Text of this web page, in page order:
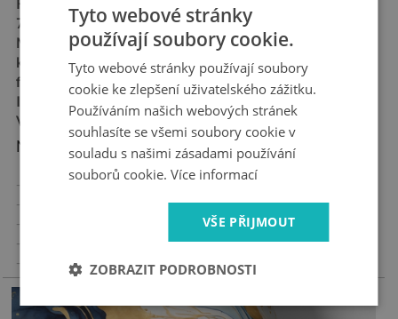
Rozměry:
70x190 cm
Materiál: matná samolepicí
kanálková fólie "bubble
free"
Ideální pro alergiky
Vysoká odolnost proti oděru
Nejdůležitější vlastnosti produktu:
- Vysoce kvalitní samolepicí nálepka
- Žádné vzduchové bubliny při správné aplikaci
- Tovární záruka
- Rychlá doba dodání
-
Vyrobeno v Polsku
Tyto webové stránky
používají soubory cookie.
Tyto webové stránky používají soubory
cookie ke zlepšení uživatelského zážitku.
Používáním našich webových stránek
souhlasíte se všemi soubory cookie v
souladu s našimi zásadami používání
souborů cookie.Více informací
VŠE PŘIJMOUT
ZOBRAZIT PODROBNOSTI